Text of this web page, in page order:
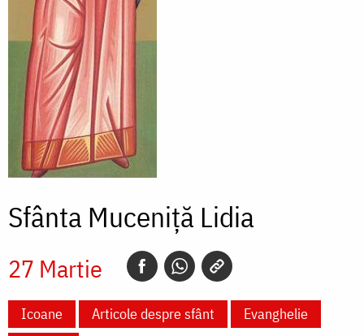
Sfânta Muceniţă Lidia
27 Martie
Icoane Articole despre sfânt
Evanghelie